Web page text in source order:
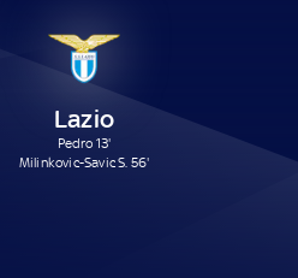
Lazio
Pedro 13'
Milinkovic-Savic S. 56'